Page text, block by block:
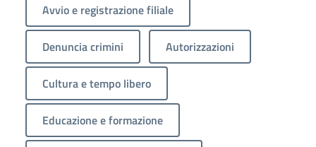
Avvio e registrazione filiale
Denuncia crimini Autorizzazioni
Cultura e tempo libero
Educazione e formazione